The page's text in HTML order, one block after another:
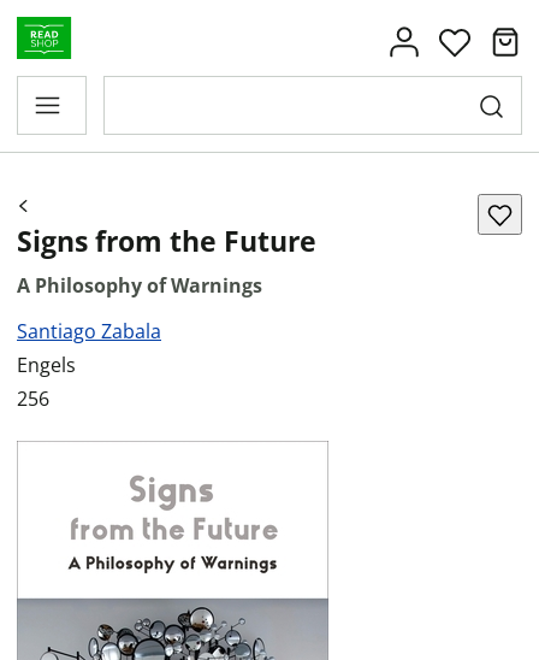
Signs from the Future
A Philosophy of Warnings
Santiago Zabala
Engels
256